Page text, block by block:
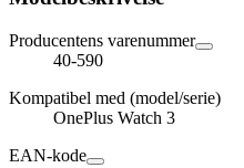
Producentens varenummer
40-590
Kompatibel med (model/serie)
OnePlus Watch 3
EAN-kode